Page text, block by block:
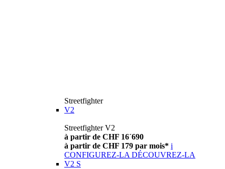
Streetfighter
V2
Streetfighter V2
à partir de CHF 16´690
à partir de CHF 179 par mois* i
CONFIGUREZ-LA DÉCOUVREZ-LA
V2 S